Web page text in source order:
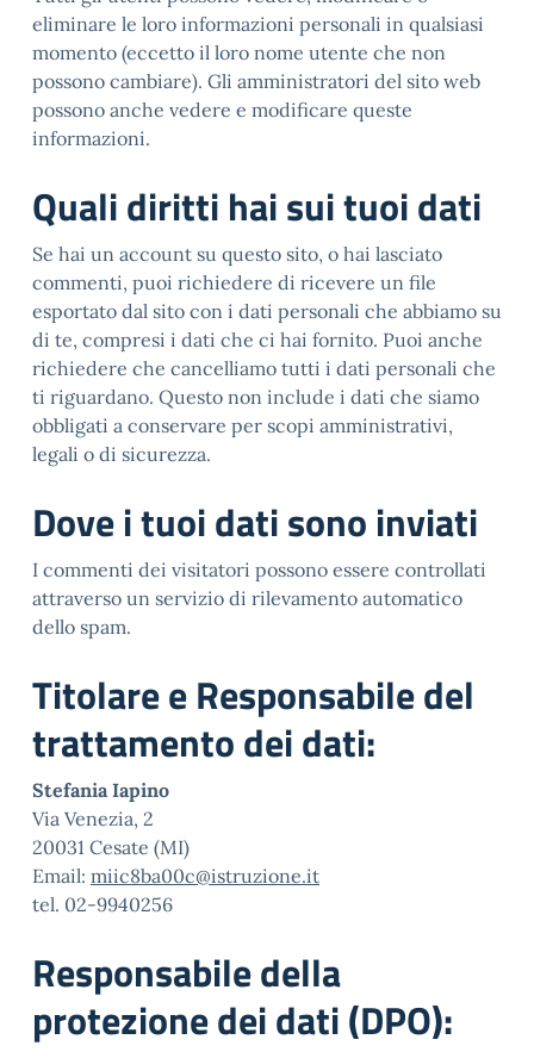
eliminare le loro informazioni personali in qualsiasi
momento (eccetto il loro nome utente che non
possono cambiare). Gli amministratori del sito web
possono anche vedere e modificare queste
informazioni.
Quali diritti hai sui tuoi dati
Se hai un account su questo sito, o hai lasciato
commenti, puoi richiedere di ricevere un file
esportato dal sito con i dati personali che abbiamo su
di te, compresi i dati che ci hai fornito. Puoi anche
richiedere che cancelliamo tutti i dati personali che
ti riguardano. Questo non include i dati che siamo
obbligati a conservare per scopi amministrativi,
legali o di sicurezza.
Dove i tuoi dati sono inviati
I commenti dei visitatori possono essere controllati
attraverso un servizio di rilevamento automatico
dello spam.
Titolare e Responsabile del
trattamento dei dati:
Stefania Iapino
Via Venezia, 2
20031 Cesate (MI)
Email: miic8ba00c@istruzione.it
tel. 02-9940256
Responsabile della
protezione dei dati (DPO):